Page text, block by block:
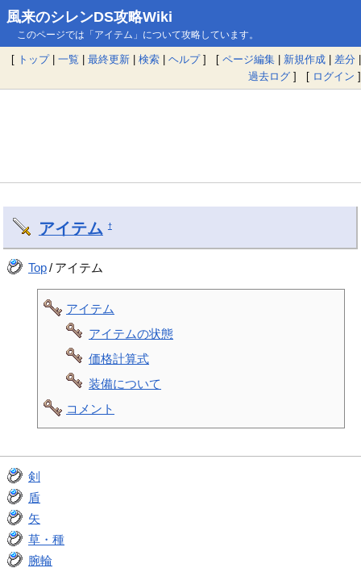
風来のシレンDS攻略Wiki
このページでは「アイテム」について攻略しています。
[ トップ| 一覧 | 最終更新 | 検索 | ヘルプ] [ ページ編集 | 新規作成 | 差分 |
過去ログ ] [ ログイン ]
アイテム †
Top/ アイテム
アイテム
アイテムの状態
価格計算式
装備について
コメント
剣
盾
矢
草・種
腕輪